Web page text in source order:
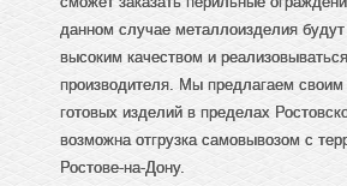
данном случае металлоизделия будут
высоким качеством и
производителя. Мы предлагаем своим
готовых изделий в пределах
возможна отгрузка самовывозом с
Ростове-на-Дону.